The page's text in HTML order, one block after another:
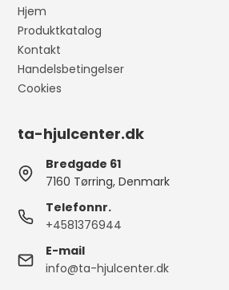
Hjem
Produktkatalog
Kontakt
Handelsbetingelser
Cookies
ta-hjulcenter.dk
Bredgade 61
7160 Tørring, Denmark
Telefonnr.
+4581376944
E-mail
info@ta-hjulcenter.dk